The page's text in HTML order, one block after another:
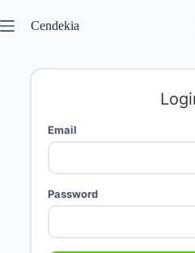
Cendekia
Email
Password